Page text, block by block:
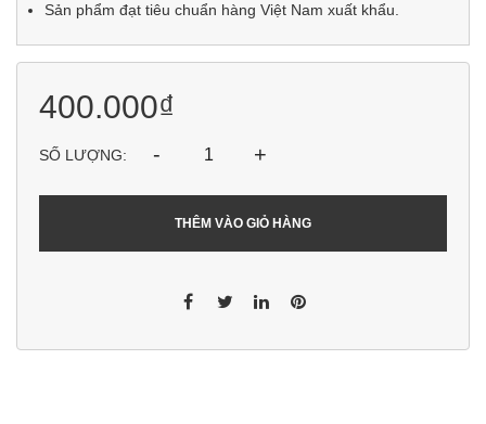
Sản phẩm đạt tiêu chuẩn hàng Việt Nam xuất khẩu.
400.000₫
SỐ LƯỢNG: - +
THÊM VÀO GIỎ HÀNG